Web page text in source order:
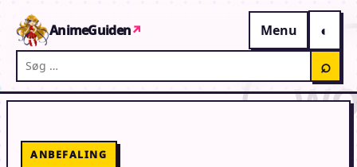
AnimeGuiden↗
Menu
Søg på AnimeGuiden
⌕
ANBEFALING